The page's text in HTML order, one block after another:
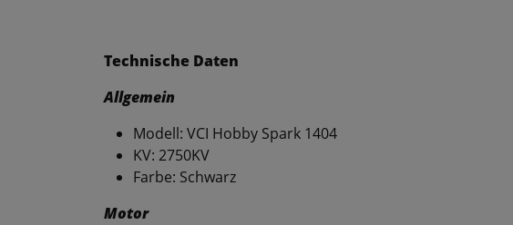
Technische Daten
Allgemein
Modell: VCI Hobby Spark 1404
KV: 2750KV
Farbe: Schwarz
Motor